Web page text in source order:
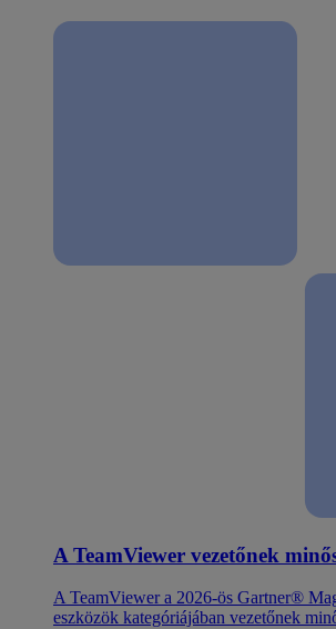
A TeamViewer vezetőnek
A TeamViewer a 2026-ös Gartner®
eszközök kategóriájában vezetőnek